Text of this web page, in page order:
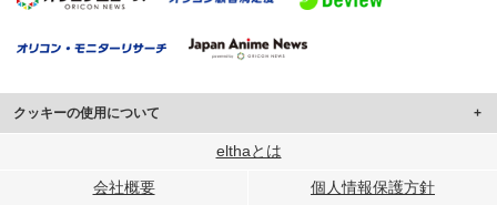
クッキーの使用について
このサイトでは Cookie を使用して、ユーザーに合わせたコンテンツや広告の
行っています。
elthaとは
会社概要 個人情報保護方針